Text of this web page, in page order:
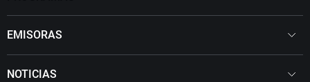
EMISORAS
NOTICIAS